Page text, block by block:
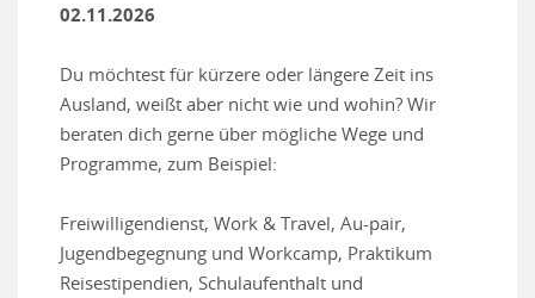
02.11.2026
Du möchtest für kürzere oder längere Zeit ins
Ausland, weißt aber nicht wie und wohin? Wir
beraten dich gerne über mögliche Wege und
Programme, zum Beispiel:
Freiwilligendienst, Work & Travel, Au-pair,
Jugendbegegnung und Workcamp, Praktikum
Reisestipendien, Schulaufenthalt und